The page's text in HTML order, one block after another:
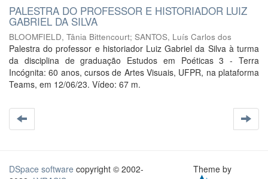
PALESTRA DO PROFESSOR E HISTORIADOR LUIZ
GABRIEL DA SILVA
BLOOMFIELD, Tânia Bittencourt; SANTOS, Luís Carlos dos
Palestra do professor e historiador Luiz Gabriel da Silva à turma
da disciplina de graduação Estudos em Poéticas 3 - Terra
Incógnita: 60 anos, cursos de Artes Visuais, UFPR, na plataforma
Teams, em 12/06/23. Vídeo: 67 m.
DSpace software copyright © 2002-
Theme by